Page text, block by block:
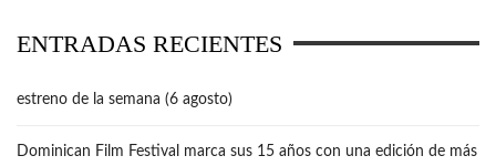
ENTRADAS RECIENTES
estreno de la semana (6 agosto)
Dominican Film Festival marca sus 15 años con una edición de más